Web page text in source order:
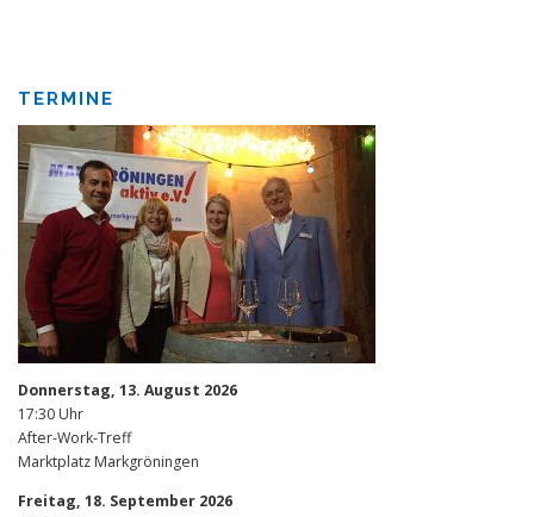
TERMINE
Donnerstag, 13. August 2026
17:30 Uhr
After-Work-Treff
Marktplatz Markgröningen
Freitag, 18. September 2026